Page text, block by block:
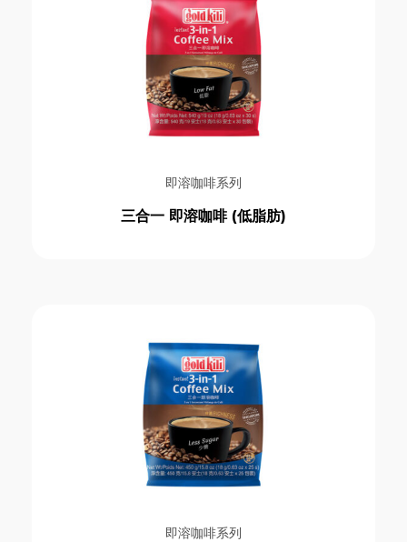
Duo-Brew Coffee Series
Kopi-O 袋泡式研磨黑咖啡系列
亚洲风味茶袋系列
传统 Kopi-O 袋泡式研磨黑咖啡系
南洋风味传统 Kopi 系列
即溶全谷燕麦片系列
即溶特浓白咖啡和奶茶系列
即溶咖啡系列
三合一 即溶咖啡 (低脂肪)
即溶咖啡系列